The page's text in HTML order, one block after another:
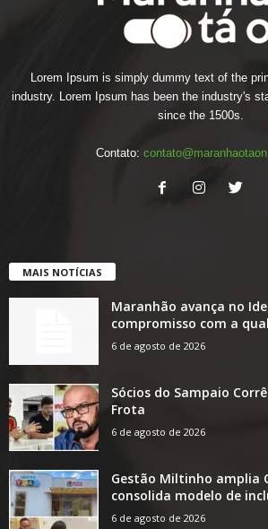
Lorem Ipsum is simply dummy text of the
industry. Lorem Ipsum has been the industry's
since the 1500s.
Contato:
MAIS NOTÍCIAS
Maranhão avança no
compromisso com a
6 de agosto de 2026
Sócios do Sampaio
Frota
6 de agosto de 2026
Gestão Miltinho amplia
consolida modelo de
6 de agosto de 2026